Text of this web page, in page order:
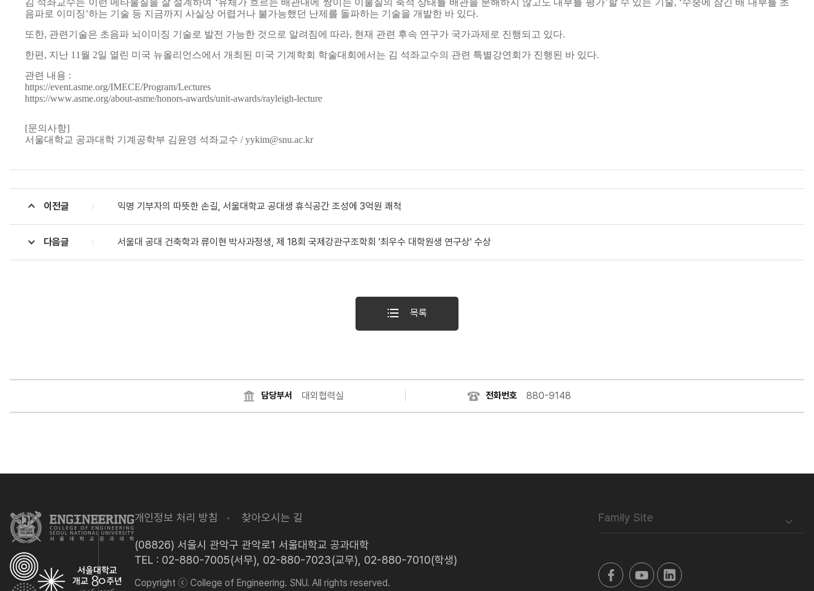
음파로 이미징’하는 기술 등 지금까지 사실상 어렵거나 불가능했던 난제를 돌파하는 기술을 개발한 바 있다.
또한, 관련기술은 초음파 뇌이미징 기술로 발전 가능한 것으로 알려짐에 따라, 현재 관련 후속 연구가 국가과제로 진행되고 있다.
한편, 지난 11월 2일 열린 미국 뉴올리언스에서 개최된 미국 기계학회 학술대회에서는 김 석좌교수의 관련 특별강연회가 진행된 바 있다.
관련 내용 :
https://event.asme.org/IMECE/Program/Lectures
https://www.asme.org/about-asme/honors-awards/unit-awards/rayleigh-lecture
[문의사항]
서울대학교 공과대학 기계공학부 김윤영 석좌교수 / yykim@snu.ac.kr
이전글 익명 기부자의 따뜻한 손길, 서울대학교 공대생 휴식공간 조성에 3억원 쾌척
다음글 서울대 공대 건축학과 류이현 박사과정생, 제 18회 국제강관구조학회 '최우수 대학원생 연구상' 수상
목록
담당부서 대외협력실 전화번호 880-9148
개인정보 처리 방침 찾아오시는 길
(08826) 서울시 관악구 관악로1 서울대학교 공과대학
TEL : 02-880-7005(서무), 02-880-7023(교무), 02-880-7010(학생)
Copyright ⓒ College of Engineering. SNU. All rights reserved.
Family Site